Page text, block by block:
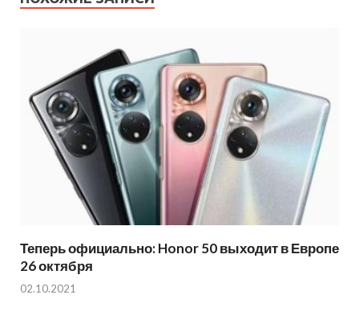
Теперь официально: Honor 50 выходит в Европе
26 октября
02.10.2021